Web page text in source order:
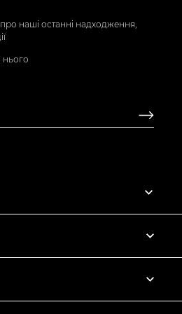
наші останні надходження,
нього